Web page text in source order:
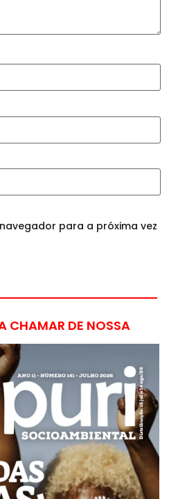
para a próxima vez
CHAMAR DE NOSSA